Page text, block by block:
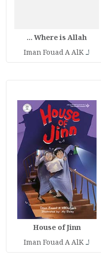
Where is Allah ...
لـIman Fouad A AlK
House of Jinn
لـIman Fouad A AlK